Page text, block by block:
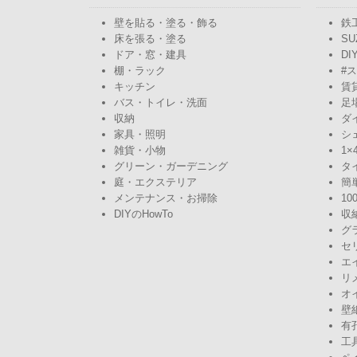
壁を貼る・塗る・飾る
床を張る・塗る
ドア・窓・建具
棚・ラック
キッチン
バス・トイレ・洗面
収納
家具・照明
雑貨・小物
グリーン・ガーデニング
庭・エクステリア
メンテナンス・お掃除
DIYのHowTo
鉄
#
賃
足
ダ
シ
タ
簡
収
グ
セ
エ
リ
オ
壁
有
工